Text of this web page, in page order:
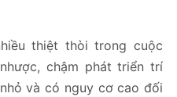
thiệt thòi trong cuộc
chậm phát triển trí
và có nguy cơ cao đối